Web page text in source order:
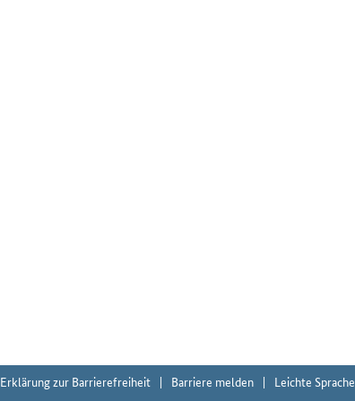
Erklärung zur Barrierefreiheit Barriere melden Leichte Sprache